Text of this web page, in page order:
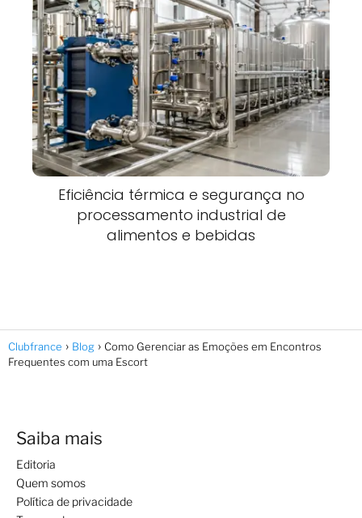
Eficiência térmica e segurança no
processamento industrial de
alimentos e bebidas
Clubfrance Blog
Como Gerenciar as Emoções em Encontros
Frequentes com uma Escort
Saiba mais
Editoria
Quem somos
Política de privacidade